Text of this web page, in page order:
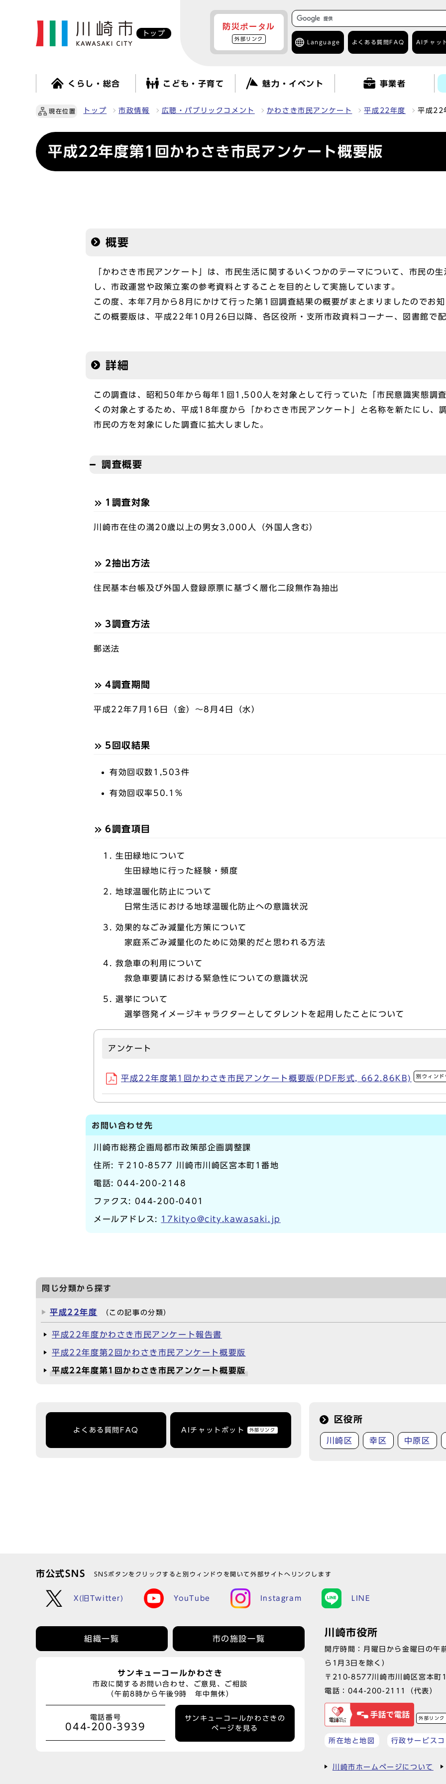
トップ
防災ポータル
外部リンク
Language よくある質問 FAQ AIチャッ
くらし・総合 こども・子育て 魅力・イベント 事業者
現在位置 トップ 市政情報 広聴・パブリックコメント かわさき市民アンケート 平成22年度 平成22
平成22年度第1回かわさき市民アンケート概要版
概要
「かわさき市民アンケート」は、市民生活に関するいくつかのテーマについて、市民の
し、市政運営や政策立案の参考資料とすることを目的として実施しています。
この度、本年7月から8月にかけて行った第1回調査結果の概要がまとまりましたのでお
この概要版は、平成22年10月26日以降、各区役所・支所市政資料コーナー、図書館で
詳細
この調査は、昭和50年から毎年1回1,500人を対象として行っていた「市民意識実態調
くの対象とするため、平成18年度から「かわさき市民アンケート」と名称を新たにし
市民の方を対象にした調査に拡大しました。
調査概要
1調査対象
川崎市在住の満20歳以上の男女3,000人（外国人含む）
2抽出方法
住民基本台帳及び外国人登録原票に基づく層化二段無作為抽出
3調査方法
郵送法
4調査期間
平成22年7月16日（金）～8月4日（水）
5回収結果
有効回収数1,503件
有効回収率50.1％
6調査項目
生田緑地について
生田緑地に行った経験・頻度
地球温暖化防止について
日常生活における地球温暖化防止への意識状況
効果的なごみ減量化方策について
家庭系ごみ減量化のために効果的だと思われる方法
救急車の利用について
救急車要請における緊急性についての意識状況
選挙について
選挙啓発イメージキャラクターとしてタレントを起用したことについて
アンケート
平成22年度第1回かわさき市民アンケート概要版(PDF形式, 662.86KB) 別ウィン
お問い合わせ先
川崎市総務企画局都市政策部企画調整課
住所: 〒210-8577 川崎市川崎区宮本町1番地
電話: 044-200-2148
ファクス: 044-200-0401
メールアドレス: 17kityo@city.kawasaki.jp
同じ分類から探す
平成22年度 （この記事の分類）
平成22年度かわさき市民アンケート報告書
平成22年度第2回かわさき市民アンケート概要版
平成22年度第1回かわさき市民アンケート概要版
よくある質問FAQ AIチャットボット 外部リンク
区役所
川崎区 幸区 中原区
市公式SNS SNSボタンをクリックすると別ウィンドウを開いて外部サイトへリンクします
X(旧Twitter) YouTube Instagram LINE
組織一覧 市の施設一覧
サンキューコールかわさき
市政に関するお問い合わせ、ご意見、ご相談
（午前8時から午後9時 年中無休）
電話番号
044-200-3939
サンキューコールかわさきの
ページを見る
川崎市役所
開庁時間：月曜日から金曜日の
ら1月3日を除く）
〒210-8577川崎市川崎区宮本町
電話： 044-200-2111 （代表）
外部リンク
所在地と地図 行政サービス
川崎市ホームページについて